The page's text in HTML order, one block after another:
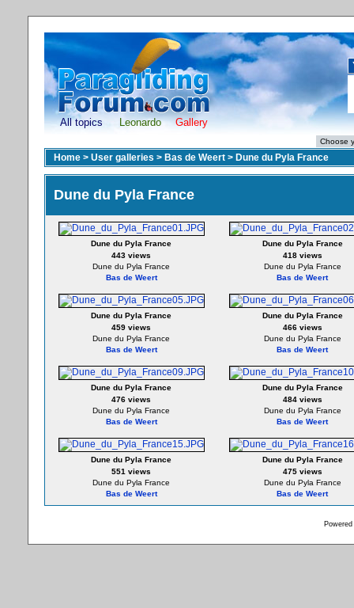
All topics Leonardo Gallery
Home > User galleries > Bas de Weert > Dune du Pyla France
Dune du Pyla France
Dune du Pyla France
443 views
Dune du Pyla France
Bas de Weert
Dune du Pyla France
418 views
Dune du Pyla France
Bas de Weert
Dune du Pyla France
459 views
Dune du Pyla France
Bas de Weert
Dune du Pyla France
466 views
Dune du Pyla France
Bas de Weert
Dune du Pyla France
476 views
Dune du Pyla France
Bas de Weert
Dune du Pyla France
484 views
Dune du Pyla France
Bas de Weert
Dune du Pyla France
551 views
Dune du Pyla France
Bas de Weert
Dune du Pyla France
475 views
Dune du Pyla France
Bas de Weert